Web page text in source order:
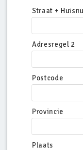
Straat +
Adresregel 2
Postcode
Provincie
Plaats